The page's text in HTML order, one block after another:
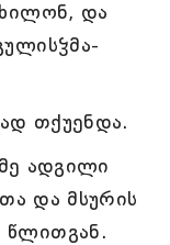
და
თქუენდა.
ადგილი
და მსურის